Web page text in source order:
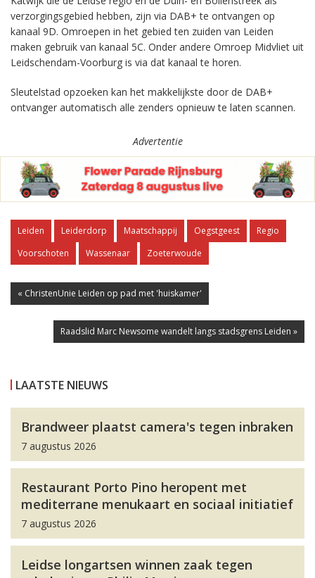
verzorgingsgebied hebben, zijn via DAB+ te ontvangen op
kanaal 9D. Omroepen in het gebied ten zuiden van Leiden
maken gebruik van kanaal 5C. Onder andere Omroep Midvliet uit
Leidschendam-Voorburg is via dat kanaal te horen.
Sleutelstad opzoeken kan het makkelijkste door de DAB+
ontvanger automatisch alle zenders opnieuw te laten scannen.
Advertentie
Leiden Leiderdorp Maatschappij Oegstgeest
Regio
Voorschoten
Wassenaar Zoeterwoude
« ChristenUnie Leiden op pad met 'huiskamer'
Raadslid Marc Newsome wandelt langs stadsgrens Leiden »
LAATSTE NIEUWS
Brandweer plaatst camera's tegen inbraken
7 augustus 2026
Restaurant Porto Pino heropent met
mediterrane menukaart en sociaal initiatief
7 augustus 2026
Leidse longartsen winnen zaak tegen